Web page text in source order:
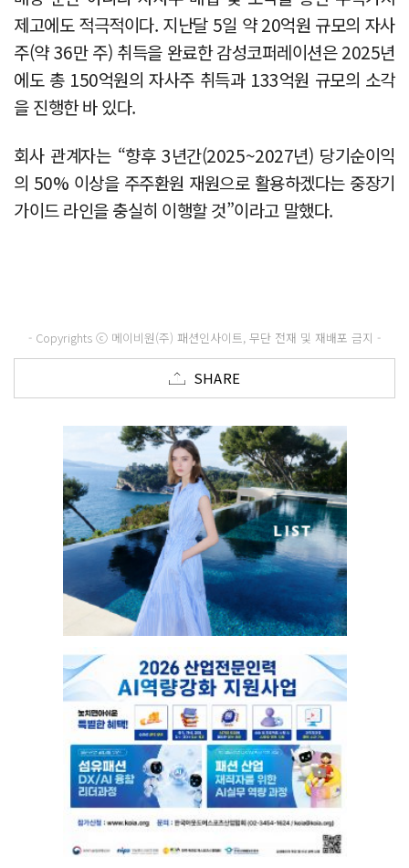
제고에도 적극적이다. 지난달 5일 약 20억원 규모의 자사
주(약 36만 주) 취득을 완료한 감성코퍼레이션은 2025년
에도 총 150억원의 자사주 취득과 133억원 규모의 소각
을 진행한 바 있다.
회사 관계자는 “향후 3년간(2025~2027년) 당기순이익
의 50% 이상을 주주환원 재원으로 활용하겠다는 중장기
가이드 라인을 충실히 이행할 것”이라고 말했다.
- Copyrights ⓒ 메이비원(주) 패션인사이트, 무단 전재 및 재배포 금지 -
SHARE